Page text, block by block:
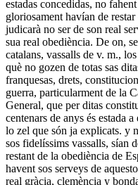
estadas concedidas, no
gloriosament havían de
judicarà no ser de son real
sua real obediència. De on,
catalans, vassalls de v. m.,
què no gozen de totas sas
franquesas, drets,
guerra, particularment de la
General, que per ditas
centenars de anys és estada
lo zel que són ja explicats. y
sos fidelíssims vassalls, sían
restant de la obediència de
havent sos serveys de
real gràcia, clemència y